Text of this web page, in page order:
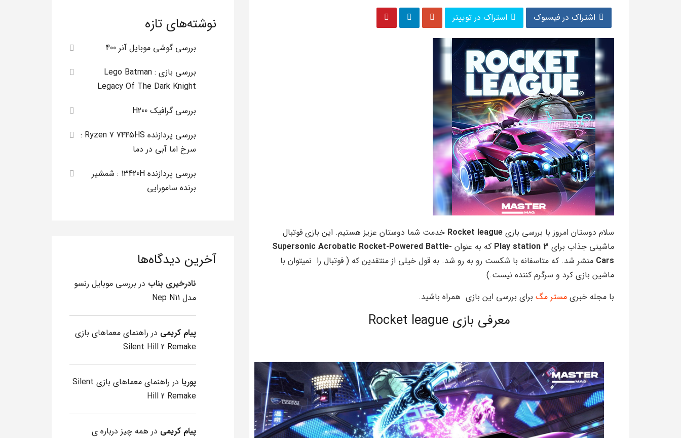
اشتراک در فیسبوک استراک در توییتر
سلام دوستان امروز با بررسی بازی Rocket league خدمت شما دوستان عزیز هستیم. این بازی فوتبال
ماشینی جذاب برای Play station 3 که به عنوان Supersonic Acrobatic Rocket-Powered Battle-
Cars منشر شد. که متاسفانه با شکست رو به رو شد. به قول خیلی از منتقدین که ( فوتبال را نمیتوان با
ماشین بازی کرد و سرگرم کننده نیست.)
با مجله خبری مستر مگ برای بررسی این بازی همراه باشید.
معرفی بازی Rocket league
نوشته‌های تازه
بررسی گوشی موبایل آنر 400
بررسی بازی Lego Batman :
Legacy Of The Dark Knight
بررسی گرافیک H200
بررسی پردازنده Ryzen 7 7445HS :
سرخ اما آبی در دما
بررسی پردازنده 13420H : شمشیر
برنده سامورایی
آخرین دیدگاه‌ها
نادرخیری بناب در بررسی موبایل رنسو
مدل Nep N11
پیام کریمی در راهنمای معماهای بازی
Silent Hill 2 Remake
پوریا در
راهنمای معماهای بازی Silent
Hill 2 Remake
پیام کریمی در همه چیز درباره ی